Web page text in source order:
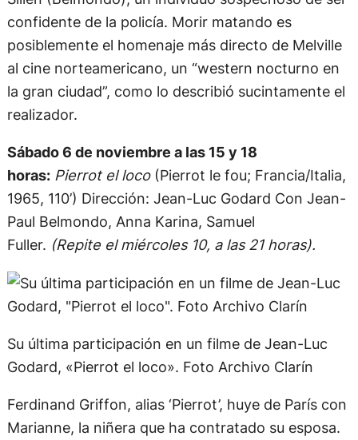
confidente de la policía. Morir matando es
posiblemente el homenaje más directo de Melville
al cine norteamericano, un “western nocturno en
la gran ciudad”, como lo describió sucintamente el
realizador.
Sábado 6 de noviembre a las 15 y 18
horas: Pierrot el loco(Pierrot le fou; Francia/Italia,
1965, 110’) Dirección: Jean-Luc Godard Con Jean-
Paul Belmondo, Anna Karina, Samuel
Fuller. (Repite el miércoles 10, a las 21 horas).
Su última participación en un filme de Jean-Luc
Godard, «Pierrot el loco». Foto Archivo Clarín
Ferdinand Griffon, alias ‘Pierrot’, huye de París con
Marianne, la niñera que ha contratado su esposa.